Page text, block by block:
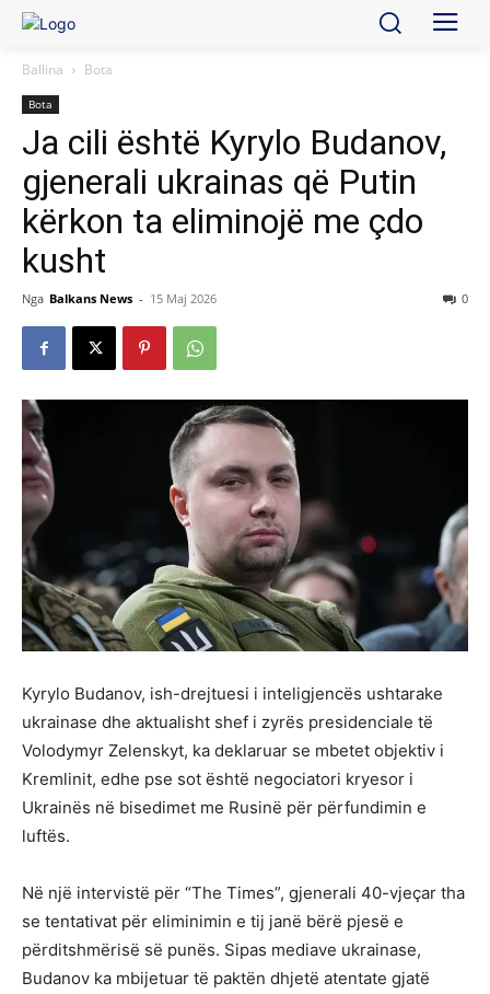
Ballina Bota
Bota
Ja cili është Kyrylo Budanov,
gjenerali ukrainas që Putin
kërkon ta eliminojë me çdo
kusht
Nga Balkans News - 15 Maj 2026 0
Kyrylo Budanov, ish-drejtuesi i inteligjencës ushtarake
ukrainase dhe aktualisht shef i zyrës presidenciale të
Volodymyr Zelenskyt, ka deklaruar se mbetet objektiv i
Kremlinit, edhe pse sot është negociatori kryesor i
Ukrainës në bisedimet me Rusinë për përfundimin e
luftës.
Në një intervistë për “The Times”, gjenerali 40-vjeçar tha
se tentativat për eliminimin e tij janë bërë pjesë e
përditshmërisë së punës. Sipas mediave ukrainase,
Budanov ka mbijetuar të paktën dhjetë atentate gjatë